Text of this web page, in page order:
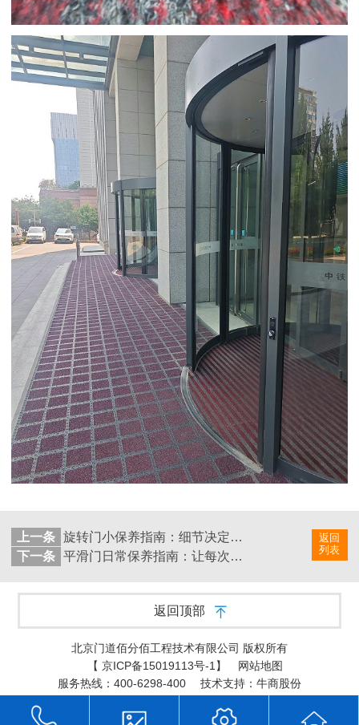
返回
列表
上一条
旋转门小保养指南：细节决定运转寿命
下一条
平滑门日常保养指南：让每次开合都顺畅无阻
返回顶部
北京门道佰分佰工程技术有限公司 版权所有
【 京ICP备15019113号-1 】 网站地图
服务热线：400-6298-400 技术支持：牛商股份